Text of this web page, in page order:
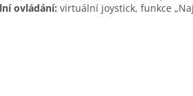
ovládání: virtuální joystick, funkce